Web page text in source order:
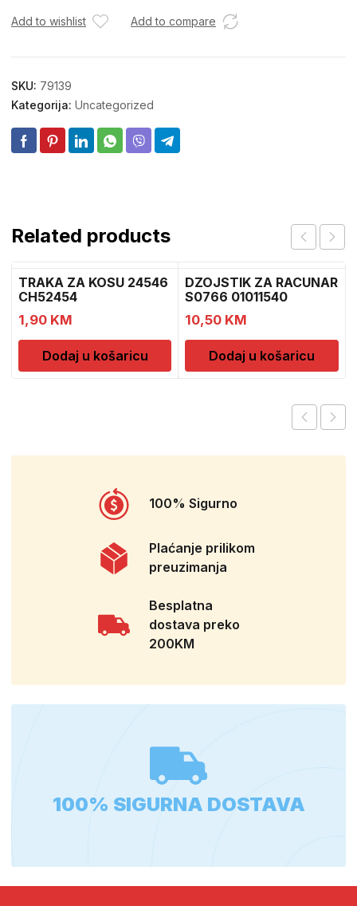
Add to wishlist Add to compare
SKU: 79139
Kategorija: Uncategorized
Related products
TRAKA ZA KOSU 24546
CH52454
1,90 KM
Dodaj u košaricu
DZOJSTIK ZA RACUNAR
S0766 01011540
10,50 KM
Dodaj u košaricu
100% Sigurno
Plaćanje prilikom
preuzimanja
Besplatna
dostava preko
200KM
100% SIGURNA DOSTAVA